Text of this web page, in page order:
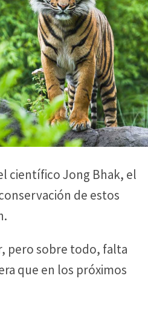
científico Jong Bhak, el
de estos
pero sobre todo, falta
que en los próximos